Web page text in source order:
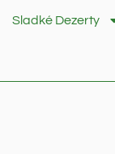
Sladké Dezerty